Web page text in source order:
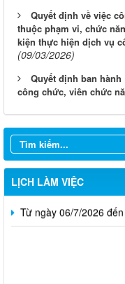
Quyết định về việc
thuộc phạm vi, chức
kiện thực hiện dịch vụ
(09/03/2026)
Quyết định ban
công chức, viên chức
LỊCH LÀM VIỆC
Từ ngày 03/8/2026
Từ ngày 27/7/2026
Từ ngày 20/7/2026 đến
Từ ngày 13/7/2026 đến